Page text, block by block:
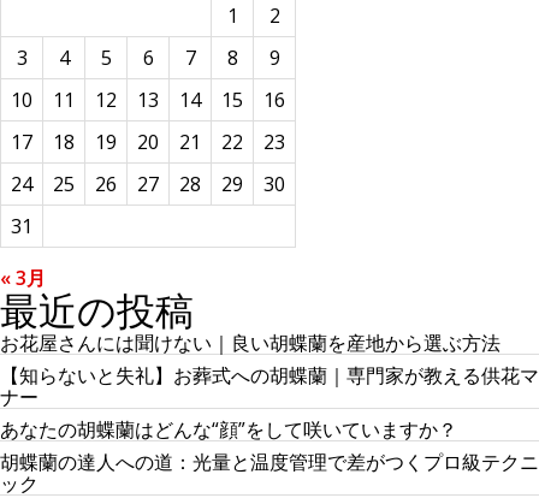
1
2
3
4 5 6 7 8
9
10
11 12 13 14 15
16
17
18 19 20 21 22
23
24
25 26 27 28 29
30
31
« 3月
最近の投稿
お花屋さんには聞けない｜良い胡蝶蘭を産地から選ぶ方法
【知らないと失礼】お葬式への胡蝶蘭｜専門家が教える供花マ
ナー
あなたの胡蝶蘭はどんな“顔”をして咲いていますか？
胡蝶蘭の達人への道：光量と温度管理で差がつくプロ級テクニ
ック